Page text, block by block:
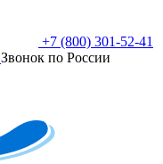
+7 (800) 301-52-41
Звонок по России